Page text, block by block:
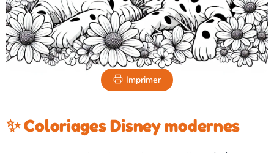
Imprimer
✨ Coloriages Disney modernes